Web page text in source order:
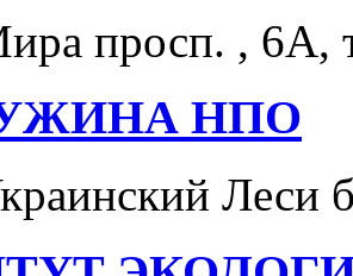
просп. , 6А,
НПО
Леси